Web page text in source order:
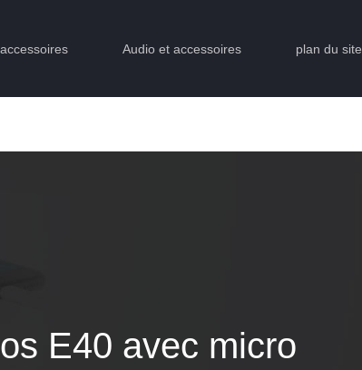
Audio et accessoires plan du site
E40 avec micro